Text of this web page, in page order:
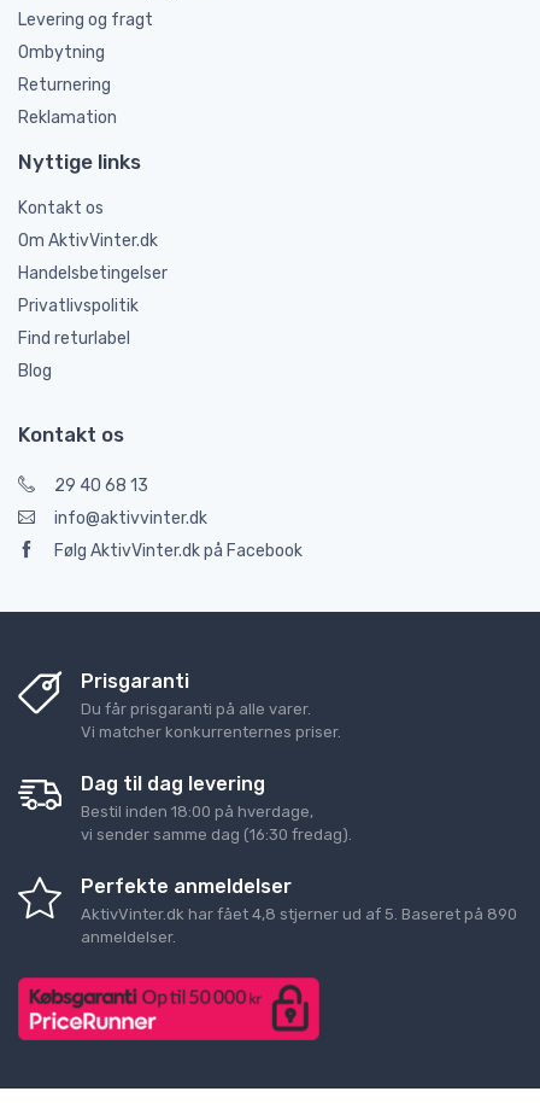
Levering og fragt
Ombytning
Returnering
Reklamation
Nyttige links
Kontakt os
Om AktivVinter.dk
Handelsbetingelser
Privatlivspolitik
Find returlabel
Blog
Kontakt os
29 40 68 13
info@aktivvinter.dk
Følg AktivVinter.dk på Facebook
Prisgaranti
Du får prisgaranti på alle varer.
Vi matcher konkurrenternes priser.
Dag til dag levering
Bestil inden 18:00 på hverdage,
vi sender samme dag (16:30 fredag).
Perfekte anmeldelser
AktivVinter.dk har fået 4,8 stjerner ud af 5 . Baseret på 890
anmeldelser.